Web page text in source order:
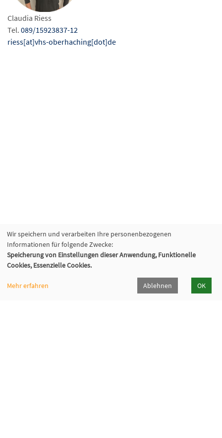
Claudia Riess
Tel. 089/15923837-12
riess[at]vhs-oberhaching[dot]de
Volkshochschule Oberhaching e. V.
Raiffeisenallee 6
Wir speichern und verarbeiten Ihre personenbezogenen
Informationen für folgende Zwecke:
Speicherung von Einstellungen dieser Anwendung, Funktionelle
Cookies, Essenzielle Cookies.
Mehr erfahren Ablehnen OK